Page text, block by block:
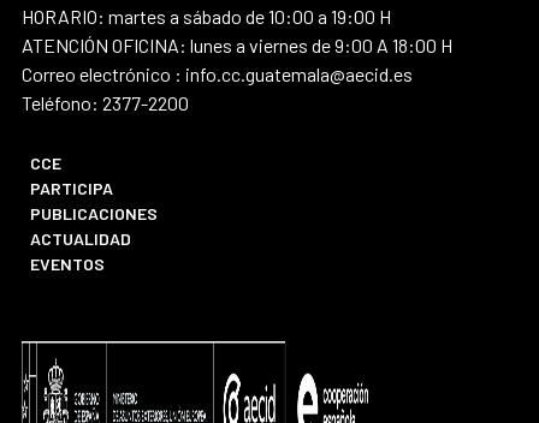
HORARIO: martes a sábado de 10:00 a 19:00 H
ATENCIÓN OFICINA: lunes a viernes de 9:00 A 18:00 H
Correo electrónico : info.cc.guatemala@aecid.es
Teléfono: 2377-2200
CCE
PARTICIPA
PUBLICACIONES
ACTUALIDAD
EVENTOS